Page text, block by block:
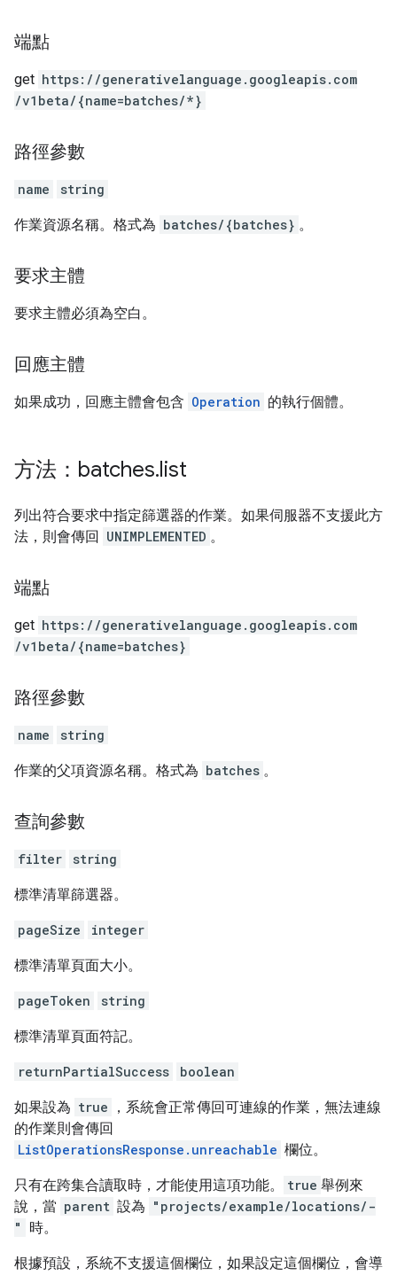
端點
get https: / /generativelanguage.googleapis.com
/v1beta/{name=batches/*}
路徑參數
name string
作業資源名稱。格式為 batches/{batches} 。
要求主體
要求主體必須為空白。
回應主體
如果成功，回應主體會包含 Operation 的執行個體。
方法：batches.list
列出符合要求中指定篩選器的作業。如果伺服器不支援此方
法，則會傳回 UNIMPLEMENTED 。
端點
get https: / /generativelanguage.googleapis.com
/v1beta/{name=batches}
路徑參數
name string
作業的父項資源名稱。格式為 batches 。
查詢參數
filter string
標準清單篩選器。
pageSize integer
標準清單頁面大小。
pageToken string
標準清單頁面符記。
returnPartialSuccess boolean
如果設為 true
，系統會正常傳回可連線的作業，無法連線
的作業則會傳回
ListOperationsResponse.unreachable 欄位。
只有在跨集合讀取時，才能使用這項功能。 true 舉例來
說，當 parent 設為 "projects/example/locations/-
"
時。
根據預設，系統不支援這個欄位，如果設定這個欄位，會導